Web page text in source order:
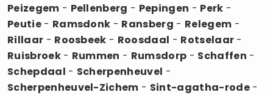
Peizegem - Pellenberg - Pepingen - Perk -
Peutie- Ramsdonk - Ransberg - Relegem -
Rillaar - Roosbeek - Roosdaal - Rotselaar -
Ruisbroek- Rummen - Rumsdorp - Schaffen -
Schepdaal - Scherpenheuvel -
Scherpenheuvel-Zichem - Sint-agatha-rode-